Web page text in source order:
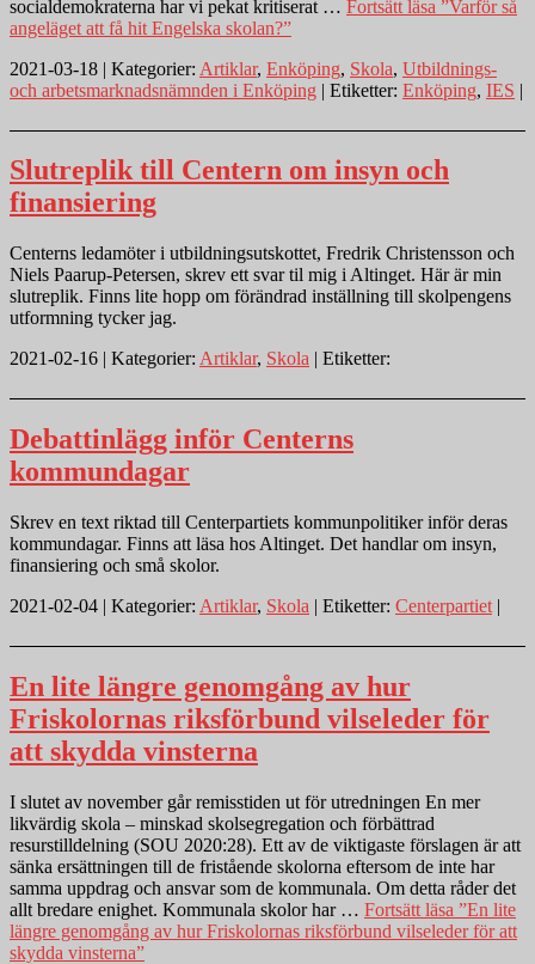
socialdemokraterna har vi pekat kritiserat … Fortsätt läsa ”Varför så
angeläget att få hit Engelska skolan?”
2021-03-18 | Kategorier: Artiklar, Enköping, Skola, Utbildnings-
och arbetsmarknadsnämnden i Enköping | Etiketter: Enköping, IES |
Slutreplik till Centern om insyn och
finansiering
Centerns ledamöter i utbildningsutskottet, Fredrik Christensson och
Niels Paarup-Petersen, skrev ett svar til mig i Altinget. Här är min
slutreplik. Finns lite hopp om förändrad inställning till skolpengens
utformning tycker jag.
2021-02-16 | Kategorier: Artiklar, Skola | Etiketter:
Debattinlägg inför Centerns
kommundagar
Skrev en text riktad till Centerpartiets kommunpolitiker inför deras
kommundagar. Finns att läsa hos Altinget. Det handlar om insyn,
finansiering och små skolor.
2021-02-04 | Kategorier: Artiklar, Skola | Etiketter: Centerpartiet |
En lite längre genomgång av hur
Friskolornas riksförbund vilseleder för
att skydda vinsterna
I slutet av november går remisstiden ut för utredningen En mer
likvärdig skola – minskad skolsegregation och förbättrad
resurstilldelning (SOU 2020:28). Ett av de viktigaste förslagen är att
sänka ersättningen till de fristående skolorna eftersom de inte har
samma uppdrag och ansvar som de kommunala. Om detta råder det
allt bredare enighet. Kommunala skolor har … Fortsätt läsa ”En lite
längre genomgång av hur Friskolornas riksförbund vilseleder för att
skydda vinsterna”